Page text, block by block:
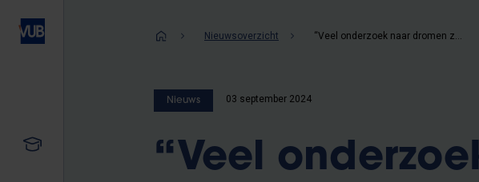
Kruimelpad
Nieuwsoverzicht
Nieuws 03 september 2024
“Veel